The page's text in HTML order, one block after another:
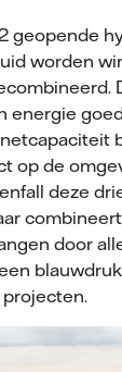
geopende
worden
energie
op de
deze
door